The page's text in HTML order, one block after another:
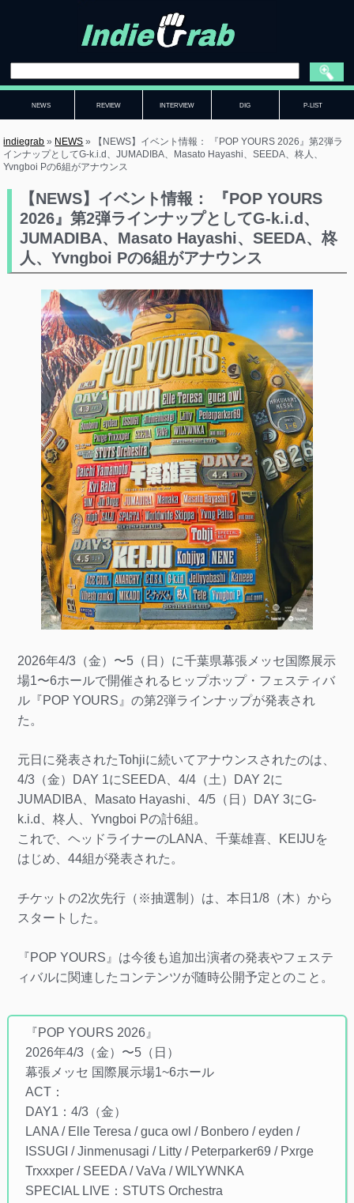
NEWS REVIEW INTERVIEW DIG P-LIST
indiegrab » NEWS »
【NEWS】イベント情報： 『POP YOURS 2026』第2弾ラ
インナップとしてG-k.i.d、JUMADIBA、Masato Hayashi、SEEDA、柊人、
Yvngboi Pの6組がアナウンス
【NEWS】イベント情報： 『POP YOURS
2026』第2弾ラインナップとしてG-k.i.d、
JUMADIBA、Masato Hayashi、SEEDA、柊
人、Yvngboi Pの6組がアナウンス
2026年4/3（金）〜5（日）に千葉県幕張メッセ国際展示
場1〜6ホールで開催されるヒップホップ・フェスティバ
ル『POP YOURS』の第2弾ラインナップが発表され
た。
元日に発表されたTohjiに続いてアナウンスされたのは、
4/3（金）DAY 1にSEEDA、4/4（土）DAY 2に
JUMADIBA、Masato Hayashi、4/5（日）DAY 3にG-
k.i.d、柊人、Yvngboi Pの計6組。
これで、ヘッドライナーのLANA、千葉雄喜、KEIJUを
はじめ、44組が発表された。
チケットの2次先行（※抽選制）は、本日1/8（木）から
スタートした。
『POP YOURS』は今後も追加出演者の発表やフェステ
ィバルに関連したコンテンツが随時公開予定とのこと。
『POP YOURS 2026』
2026年4/3（金）〜5（日）
幕張メッセ 国際展示場1~6ホール
ACT：
DAY1：4/3（金）
LANA / Elle Teresa / guca owl / Bonbero / eyden /
ISSUGI / Jinmenusagi / Litty / Peterparker69 / Pxrge
Trxxxper / SEEDA / VaVa / WILYWNKA
SPECIAL LIVE：STUTS Orchestra